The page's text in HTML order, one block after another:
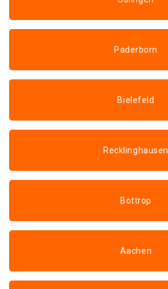
Paderborn
Bielefeld
Recklinghausen
Bottrop
Aachen